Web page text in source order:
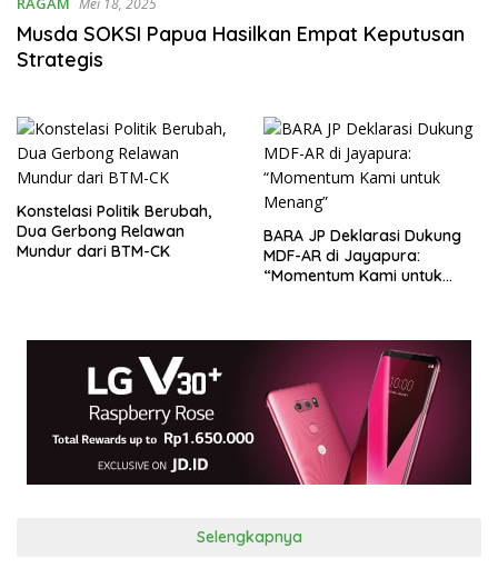
Mei 18, 2025
Musda SOKSI Papua Hasilkan Empat Keputusan
Strategis
Konstelasi Politik Berubah,
Dua Gerbong Relawan
Mundur dari BTM-CK
BARA JP Deklarasi Dukung
MDF-AR di Jayapura:
“Momentum Kami untuk
Selengkapnya